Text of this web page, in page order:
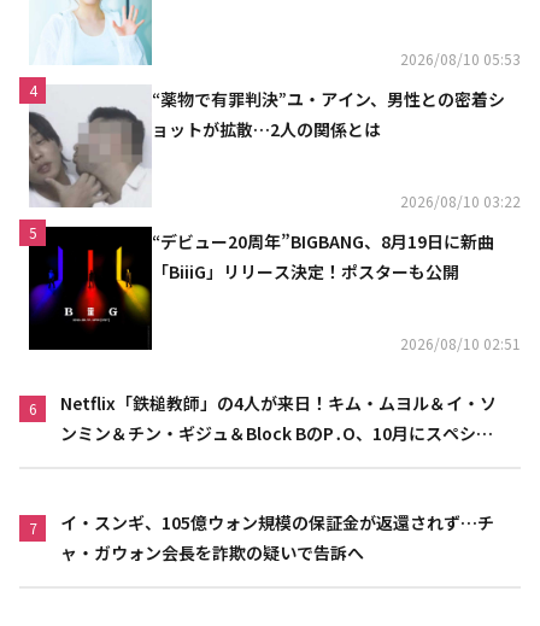
2026/08/10 05:53
4
“薬物で有罪判決”ユ・アイン、男性との密着シ
ョットが拡散…2人の関係とは
2026/08/10 03:22
5
“デビュー20周年”BIGBANG、8月19日に新曲
「BiiiG」リリース決定！ポスターも公開
2026/08/10 02:51
6
Netflix「鉄槌教師」の4人が来日！キム・ムヨル＆イ・ソ
ンミン＆チン・ギジュ＆Block BのP․O、10月にスペシャ
7
イ・スンギ、105億ウォン規模の保証金が返還されず…チ
ャ・ガウォン会長を詐欺の疑いで告訴へ